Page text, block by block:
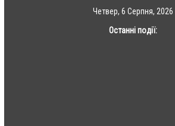
Четвер, 6 Серпня, 2026
Останні події: